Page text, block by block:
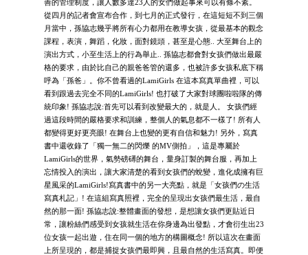
善的管理制度，讓人數多達23人的女們做起事來可以有條不紊。
從四月的記者會宣布合作，到七月的正式發行，在這短短不到三個
月當中，孫協志幾乎將所有心力都用在教導女孩，從最基本的觀念
課程，表演，舞蹈，化妝，面對鏡頭，甚至是心態.. 大至舞台上的
演出方式，小至生活上的行為舉止.. 孫協志都會對女孩們做出最嚴
格的要求，由於比自己的親爸爸管的還多，也被許多女孩私底下稱
呼為「孫爸」。你不曾看過的LamiGirls 在這本寫真單曲裡，可以
看到跟過去完全不同的LamiGirls! 也打破了大家對球團啦啦隊的傳
統印象! 孫協志說:首先可以看到改變最大的，就是人。 女孩們經
過這段時間的嚴格要求和訓練，整個人的氣息都不一樣了! 所有人
都變得更好更亮眼! 在舞台上也變的更有自信和魅力! 另外，寫真
書中還收錄了「獨一無二的閃爍 的MV側拍」，這是專屬於
LamiGirls的世界，氣勢磅礡的舞台，量身訂製的舞台服，再加上
忘情投入的演出，讓大家清楚的看到女孩們的蛻變，進化成擁有巨
星風采的LamiGirls!寫真書中的另一大亮點，就是「女孩們の生活
寫真札記」! 在這組寫真照裡，完全的呈現出女孩們最生活，最自
然的那一面! 孫協志說:整體畫面的發想，是想讓女孩們更貼近日
常，讓粉絲們感受到女孩就生活在你身邊為出發點，才會衍生出23
位女孩一起出遊，住在同一個的地方的構圖概念! 所以這次在畫面
上所呈現的，都是捕捉女孩們最即興，且最自然的生活寫真。即便